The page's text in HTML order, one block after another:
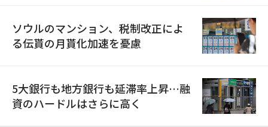
ソウルのマンション、税制改正によ
る伝貰の月貰化加速を憂慮
5大銀行も地方銀行も延滞率上昇…融
資のハードルはさらに高く